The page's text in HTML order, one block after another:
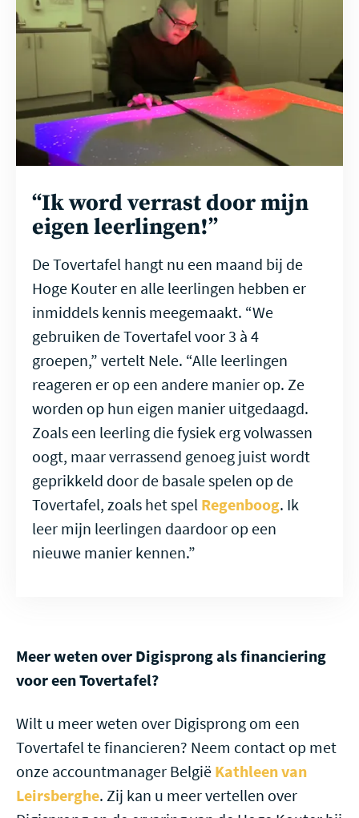
“Ik word verrast door mijn
eigen leerlingen!”
De Tovertafel hangt nu een maand bij de
Hoge Kouter en alle leerlingen hebben er
inmiddels kennis meegemaakt. “We
gebruiken de Tovertafel voor 3 à 4
groepen,” vertelt Nele. “Alle leerlingen
reageren er op een andere manier op. Ze
worden op hun eigen manier uitgedaagd.
Zoals een leerling die fysiek erg volwassen
oogt, maar verrassend genoeg juist wordt
geprikkeld door de basale spelen op de
Tovertafel, zoals het spel Regenboog. Ik
leer mijn leerlingen daardoor op een
nieuwe manier kennen.”
Meer weten over Digisprong als financiering
voor een Tovertafel?
Wilt u meer weten over Digisprong om een
Tovertafel te financieren? Neem contact op met
onze accountmanager België Kathleen van
Leirsberghe. Zij kan u meer vertellen over